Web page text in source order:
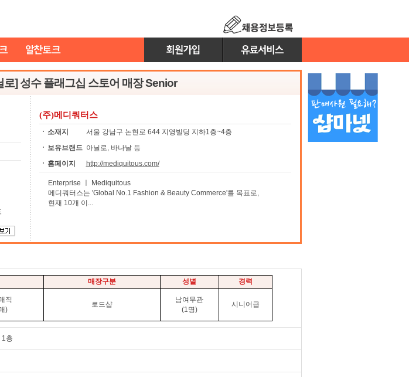
로] 성수 플래그십 스토어 매장 Senior
(주)메디쿼터스
소재지
서울 강남구 논현로 644 지영빌딩 지하1층~4층
보유브랜드 아닐로, 바나날 등
홈페이지
http://mediquitous.com/
Enterprise ㅣ Mediquitous
메디쿼터스는 'Global No.1 Fashion & Beauty Commerce'를 목표로,
현재 10개 이...
매장구분 성별 경력
직
)
로드샵
남여무관
(1명)
시니어급
1층